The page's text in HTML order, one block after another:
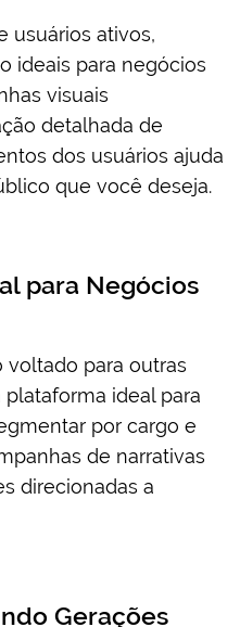
usuários ativos,
ideais para negócios
visuais
detalhada de
dos usuários ajuda
que você deseja.
para Negócios
para outras
ideal para
por cargo e
de narrativas
direcionadas a
Gerações